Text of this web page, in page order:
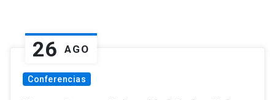
26 AGO
Conferencias